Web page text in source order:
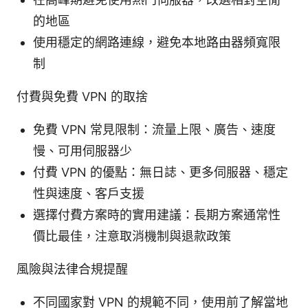
的地區
使用穩定的網路連線，避免本地路由器頻寬限
制
付費與免費 VPN 的取捨
免費 VPN 常見限制：流量上限、廣告、速度
慢、可用伺服器少
付費 VPN 的優點：無日誌、更多伺服器、穩定
性與速度、客戶支援
選擇付費方案時的實用建議：長期方案通常性
價比最佳，注意取消機制與退款政策
風險與法律合規提醒
不同國家對 VPN 的規範不同，使用前了解當地